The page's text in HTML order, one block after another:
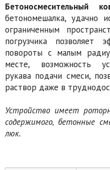
Бетоносмесительный
бетономешалка, удачно
ограниченным
погрузчика позволяет
повороты с малым
месте, возможность
рукава подачи смеси,
раствор даже в
Устройство имеет
содержимого, бетонные
люк.